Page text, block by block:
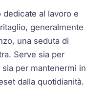
dedicate al lavoro e
generalmente
una seduta di
Serve sia per
per mantenermi in
dalla quotidianità.